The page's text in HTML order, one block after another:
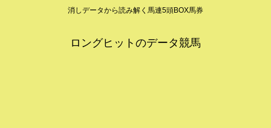
消しデータから読み解く馬連5頭BOX馬券
ロングヒットのデータ競馬